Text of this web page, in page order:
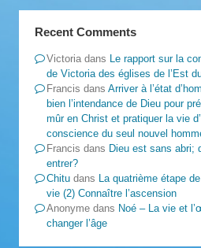
Recent Comments
Victoriadans Le rapport sur la
de Victoria des églises de l’Est
Francis dans Arriver à l’état
bien l’intendance de Dieu pour
mûr en Christ et pratiquer la vie
conscience du seul nouvel
Francis dans Dieu est sans abri;
entrer?
Chitudans La quatrième étape
vie (2) Connaître l’ascension
Anonymedans Noé – La vie et
changer l’âge